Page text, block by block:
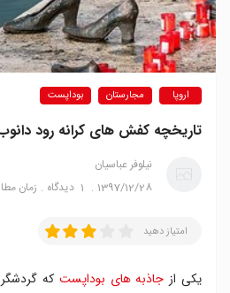
اروپا مجارستان بوداپست
تاریخچه کفش های کرانه رود
نیلوفر عباسیان
1397/12/28
1 دیدگاه زمان مطالعه:
امتیاز دهید
یکی از جاذبه های بوداپست که